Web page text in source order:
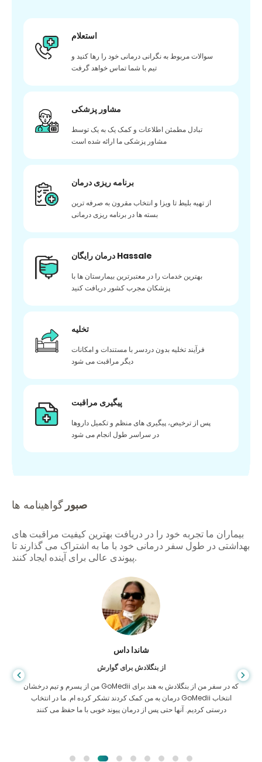
استعلام
سوالات مربوط به نگرانی درمانی خود را رها کنید و
تیم با شما تماس خواهد گرفت
مشاور پزشکی
تبادل مطمئن اطلاعات و کمک یک به یک توسط
مشاور پزشکی ما ارائه شده است
برنامه ریزی درمان
از تهیه بلیط تا ویزا و انتخاب مقرون به صرفه ترین
بسته ها در برنامه ریزی درمانی
درمان رایگان Hassale
بهترین خدمات را در معتبرترین بیمارستان ها با
پزشکان مجرب کشور دریافت کنید
تخلیه
فرآیند تخلیه بدون دردسر با مستندات و امکانات
دیگر مراقبت می شود
پیگیری مراقبت
پس از ترخیص، پیگیری های منظم و تکمیل داروها
در سراسر طول انجام می شود
صبور گواهینامه ها
بیماران ما تجربه خود را در دریافت بهترین کیفیت مراقبت های
بهداشتی در طول سفر درمانی خود با ما به اشتراک می گذارند تا
پیوندی عالی برای آینده ایجاد کنند.
شاندا داس
از بنگلادش برای گوارش
من از پسرم و تیم درخشان GoMedii که در سفر من از بنگلادش به هند برای
درمان به من کمک کردند تشکر کرده ام. ما در انتخاب GoMedii انتخاب
درستی کردیم. آنها حتی پس از درمان پیوند خوبی با ما حفظ می کنند